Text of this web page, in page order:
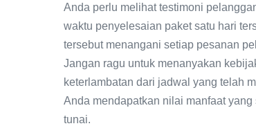
Anda perlu melihat testimoni
waktu penyelesaian paket satu hari
tersebut menangani setiap pesanan
Jangan ragu untuk menanyakan
keterlambatan dari jadwal yang telah
Anda mendapatkan nilai manfaat
tunai.